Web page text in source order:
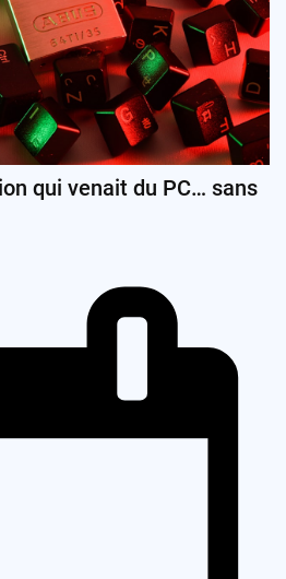
qui venait du PC… sans